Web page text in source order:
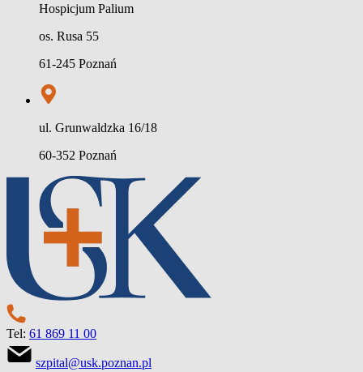
Hospicjum Palium
os. Rusa 55
61-245 Poznań
ul. Grunwaldzka 16/18
60-352 Poznań
Tel: 61 869 11 00
szpital@usk.poznan.pl